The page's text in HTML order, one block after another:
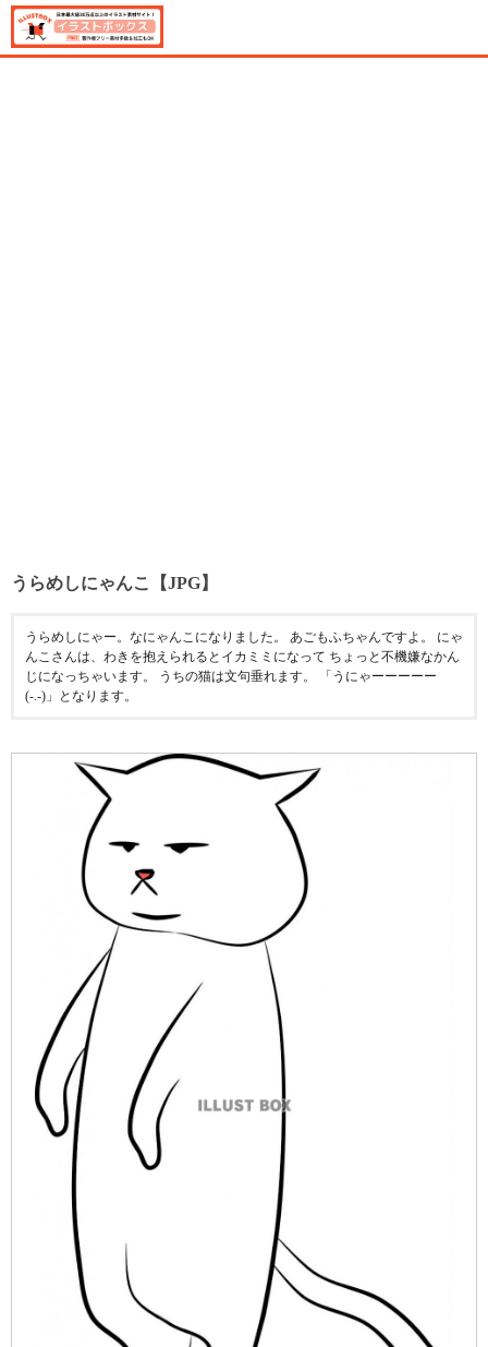
うらめしにゃんこ【JPG】
うらめしにゃー。なにゃんこになりました。 あごもふちゃんですよ。 にゃ
んこさんは、わきを抱えられるとイカミミになって ちょっと不機嫌なかん
じになっちゃいます。 うちの猫は文句垂れます。 「うにゃーーーーー
(-.-)」となります。